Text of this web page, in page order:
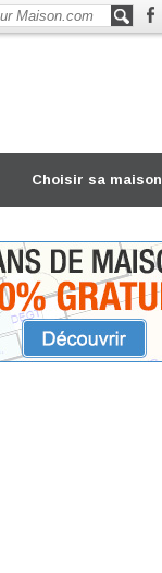
Choisir sa maison